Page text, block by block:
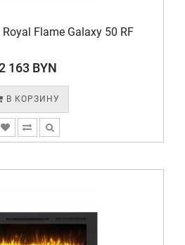
Flame Galaxy 50 RF
163 BYN
В КОРЗИНУ